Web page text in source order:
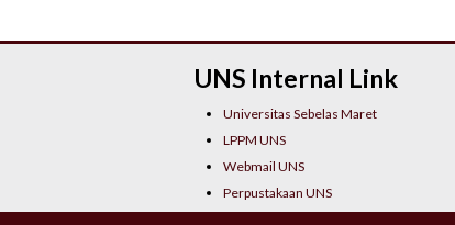
UNS Internal Link
Universitas Sebelas Maret
LPPM UNS
Webmail UNS
Perpustakaan UNS